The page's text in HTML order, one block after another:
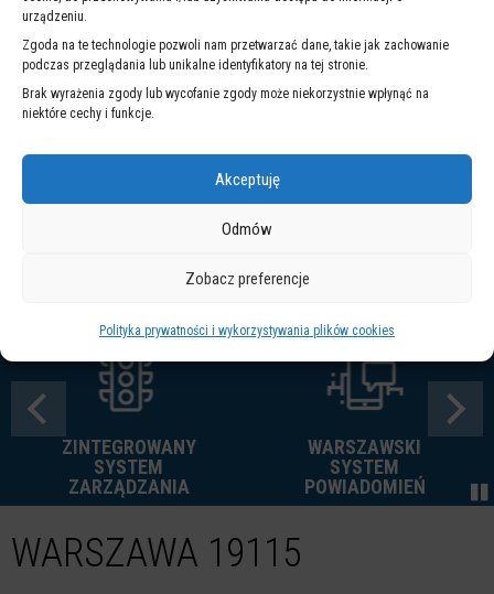
urządzeniu.
Zgoda na te technologie pozwoli nam przetwarzać dane, takie jak zachowanie
podczas przeglądania lub unikalne identyfikatory na tej stronie.
Brak wyrażenia zgody lub wycofanie zgody może niekorzystnie wpłynąć na
niektóre cechy i funkcje.
Akceptuję
Odmów
Zobacz preferencje
Polityka prywatności i wykorzystywania plików cookies
NA SKRÓTY
ZINTEGROWANY
SYSTEM
ZARZĄDZANIA
WARSZAWSKI
SYSTEM
POWIADOMIEŃ
WARSZAWA 19115